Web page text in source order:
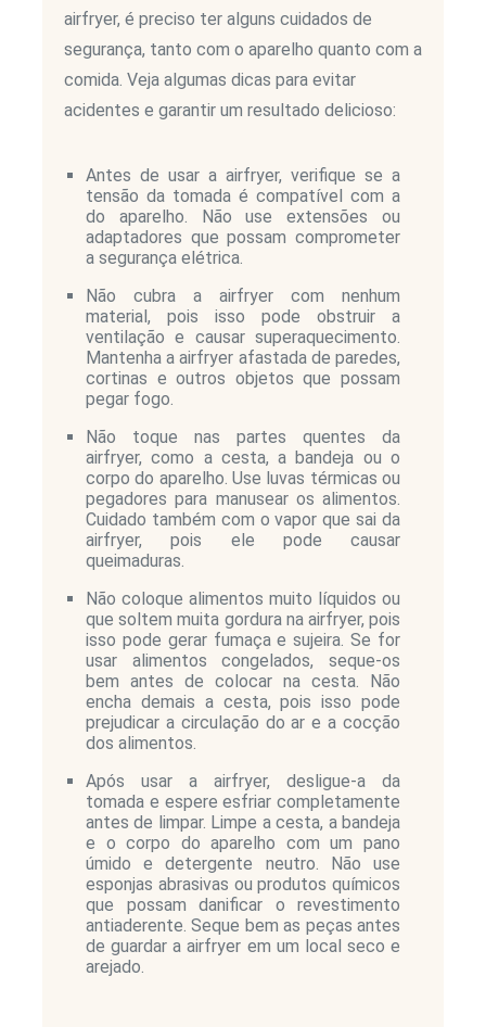
airfryer, é preciso ter alguns cuidados de
segurança, tanto com o aparelho quanto com a
comida. Veja algumas dicas para evitar
acidentes e garantir um resultado delicioso:
Antes de usar a airfryer, verifique se a
tensão da tomada é compatível com a
do aparelho. Não use extensões ou
adaptadores que possam comprometer
a segurança elétrica.
Não cubra a airfryer com nenhum
material, pois isso pode obstruir a
ventilação e causar superaquecimento.
Mantenha a airfryer afastada de paredes,
cortinas e outros objetos que possam
pegar fogo.
Não toque nas partes quentes da
airfryer, como a cesta, a bandeja ou o
corpo do aparelho. Use luvas térmicas ou
pegadores para manusear os alimentos.
Cuidado também com o vapor que sai da
airfryer, pois ele pode causar
queimaduras.
Não coloque alimentos muito líquidos ou
que soltem muita gordura na airfryer, pois
isso pode gerar fumaça e sujeira. Se for
usar alimentos congelados, seque-os
bem antes de colocar na cesta. Não
encha demais a cesta, pois isso pode
prejudicar a circulação do ar e a cocção
dos alimentos.
Após usar a airfryer, desligue-a da
tomada e espere esfriar completamente
antes de limpar. Limpe a cesta, a bandeja
e o corpo do aparelho com um pano
úmido e detergente neutro. Não use
esponjas abrasivas ou produtos químicos
que possam danificar o revestimento
antiaderente. Seque bem as peças antes
de guardar a airfryer em um local seco e
arejado.